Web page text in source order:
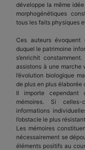
développe la même
morphogénétiques
tous les faits physiques
Ces auteurs évoquent
duquel le patrimoine
s’enrichit
assistons à une marche
l’évolution biologique
de plus en plus élaborée
Il importe cependant
mémoires. Si
informations
l’obstacle le plus
Les mémoires
nécessairement se
éléments positifs au